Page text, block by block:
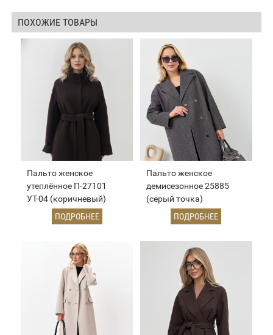
ПОХОЖИЕ ТОВАРЫ
Пальто женское
утеплённое П-27101
УТ-04 (коричневый)
ПОДРОБНЕЕ
Пальто женское
демисезонное 25885
(серый точка)
ПОДРОБНЕЕ